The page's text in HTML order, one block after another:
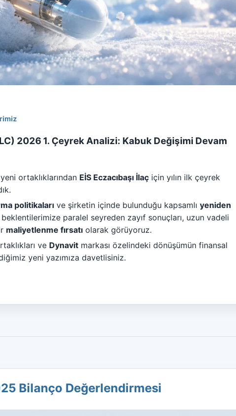
2026 1. Çeyrek Analizi: Kabuk Değişimi Devam
ortaklıklarından EİS Eczacıbaşı İlaç için yılın ilk çeyrek
politikaları ve şirketin içinde bulunduğu kapsamlı yeniden
paralel seyreden zayıf sonuçları, uzun vadeli
maliyetlenme fırsatı olarak görüyoruz.
ve Dynavit markası özelindeki dönüşümün finansal
yeni yazımıza davetlisiniz.
Bilanço Değerlendirmesi